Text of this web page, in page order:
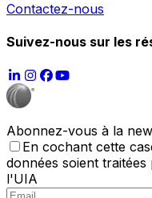
Contactez-nous
Suivez-nous sur les
Abonnez-vous à la
En cochant cette
données soient
l'UIA